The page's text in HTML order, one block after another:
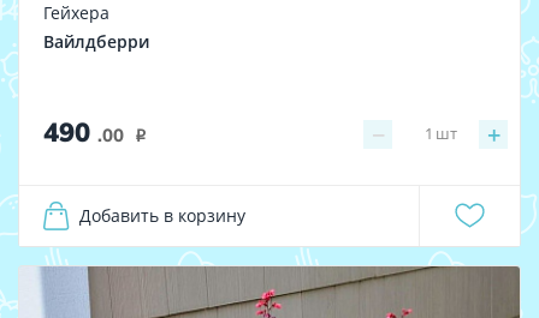
Гейхера
Вайлдберри
490 .00 i − +
1 шт
Добавить в корзину